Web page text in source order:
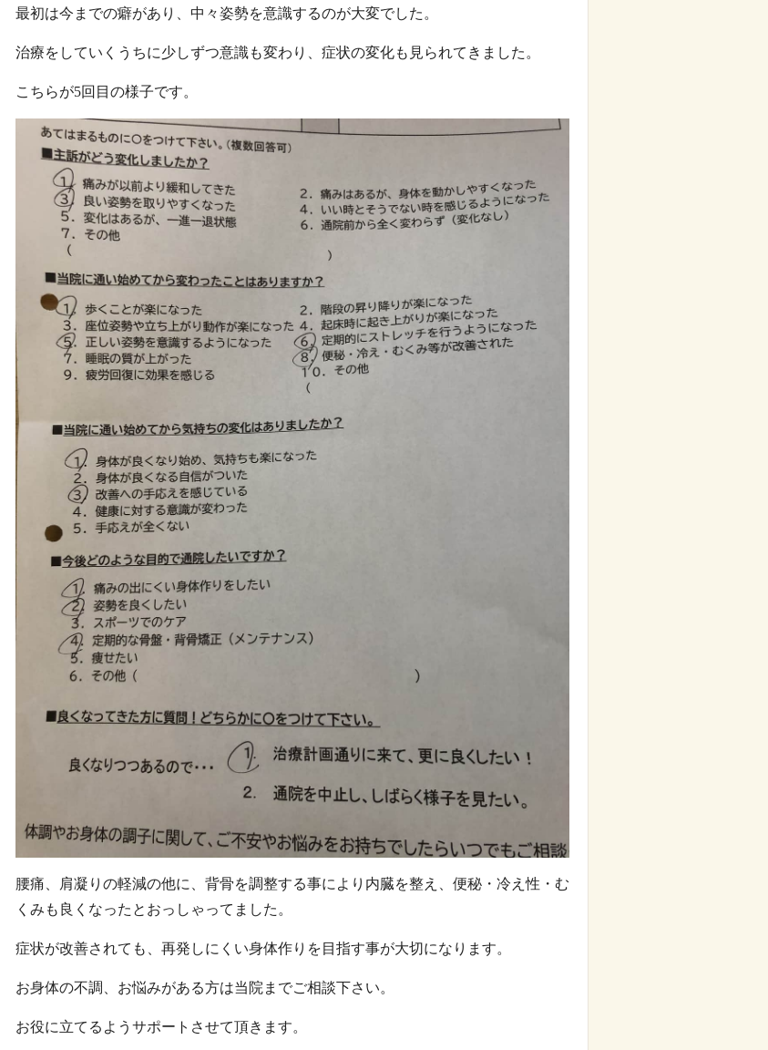
最初は今までの癖があり、中々姿勢を意識するのが大変でした。
治療をしていくうちに少しずつ意識も変わり、症状の変化も見られてきました。
こちらが5回目の様子です。
腰痛、肩凝りの軽減の他に、背骨を調整する事により内臓を整え、便秘・冷え性・む
くみも良くなったとおっしゃってました。
症状が改善されても、再発しにくい身体作りを目指す事が大切になります。
お身体の不調、お悩みがある方は当院までご相談下さい。
お役に立てるようサポートさせて頂きます。